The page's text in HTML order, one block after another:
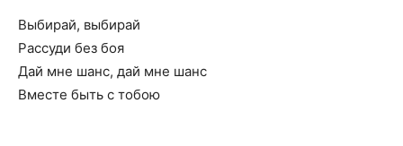
Выбирай, выбирай
Рассуди без боя
Дай мне шанс, дай мне шанс
Вместе быть с тобою